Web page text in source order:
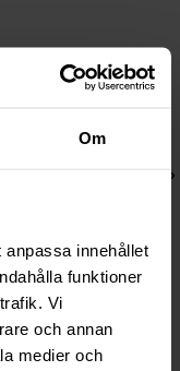
Om
innehållet
funktioner
Vi
och annan
medier och